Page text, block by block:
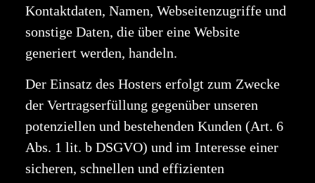
Kontaktdaten, Namen, Webseitenzugriffe und
sonstige Daten, die über eine Website
generiert werden, handeln.
Der Einsatz des Hosters erfolgt zum Zwecke
der Vertragserfüllung gegenüber unseren
potenziellen und bestehenden Kunden (Art. 6
Abs. 1 lit. b DSGVO) und im Interesse einer
sicheren, schnellen und effizienten